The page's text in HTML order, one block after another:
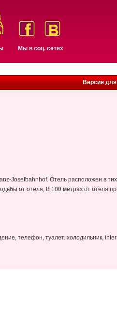
Мы в соц. сетях
Версия для
Josefbahnhof. Отель расположен в
от отеля, В 100 метрах от отеля
телефон, туалет. холодильник,